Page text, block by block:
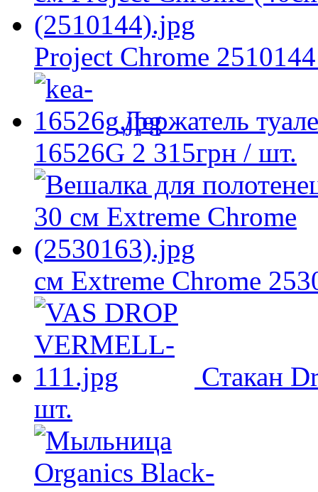
Project Chrome 2510144
Держатель
16526G 2 315грн / шт.
см Extreme Chrome
Стакан
шт.